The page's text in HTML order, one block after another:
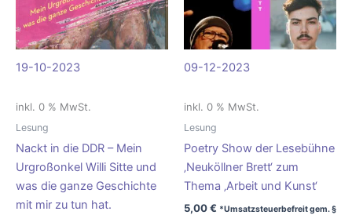
19-10-2023
inkl. 0 % MwSt.
Lesung
Nackt in die DDR – Mein
Urgroßonkel Willi Sitte und
was die ganze Geschichte
mit mir zu tun hat.
09-12-2023
inkl. 0 % MwSt.
Lesung
Poetry Show der Lesebühne
‚Neuköllner Brett‘ zum
Thema ‚Arbeit und Kunst‘
5,00€ *Umsatzsteuerbefreit gem. §